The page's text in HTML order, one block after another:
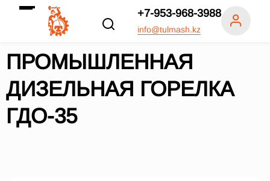
+7-953-968-3988
info@tulmash.kz
ПРОМЫШЛЕННАЯ
ДИЗЕЛЬНАЯ ГОРЕЛКА
ГДО-35